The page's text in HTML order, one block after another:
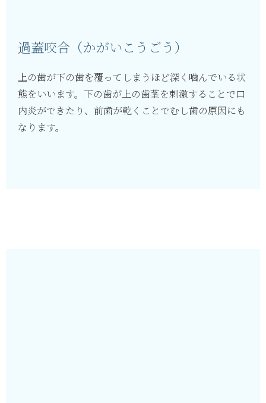
過蓋咬合（かがいこうごう）
上の歯が下の歯を覆ってしまうほど深く噛んでいる状
態をいいます。下の歯が上の歯茎を刺激することで口
内炎ができたり、前歯が乾くことでむし歯の原因にも
なります。